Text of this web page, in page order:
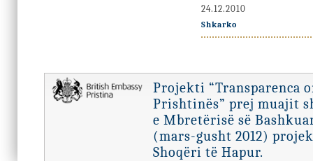
24.12.2010
Shkarko
Projekti “Transparenca
Prishtinës” prej muajit
e Mbretërisë së
(mars-gusht 2012)
Shoqëri të Hapur.